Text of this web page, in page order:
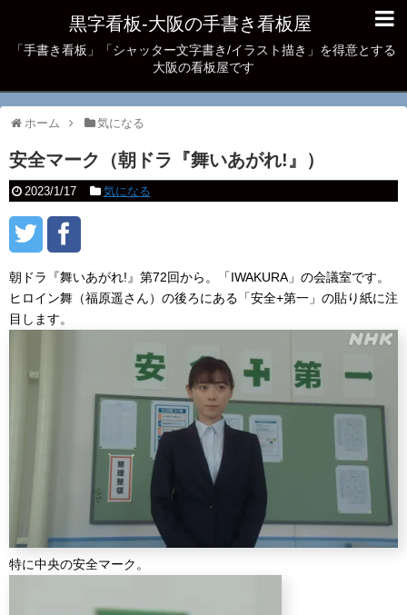
黒字看板‐大阪の手書き看板屋
「手書き看板」「シャッター文字書き/イラスト描き」を得意とする
大阪の看板屋です
ホーム 気になる
安全マーク（朝ドラ『舞いあがれ!』）
2023/1/17 気になる
朝ドラ『舞いあがれ!』第72回から。「IWAKURA」の会議室です。
ヒロイン舞（福原遥さん）の後ろにある「安全+第一」の貼り紙に注
目します。
特に中央の安全マーク。